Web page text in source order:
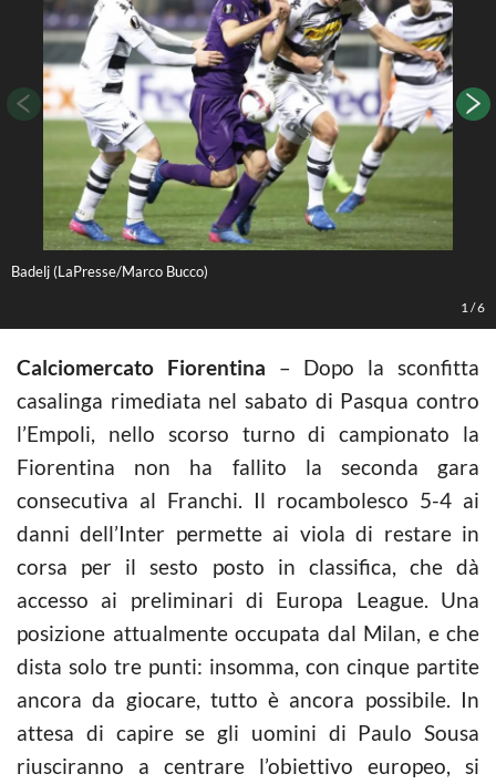
Badelj (LaPresse/Marco Bucco)
1 /6
Calciomercato Fiorentina – Dopo la sconfitta
casalinga rimediata nel sabato di Pasqua contro
l’Empoli, nello scorso turno di campionato la
Fiorentina non ha fallito la seconda gara
consecutiva al Franchi. Il rocambolesco 5-4 ai
danni dell’Inter permette ai viola di restare in
corsa per il sesto posto in classifica, che dà
accesso ai preliminari di Europa League. Una
posizione attualmente occupata dal Milan, e che
dista solo tre punti: insomma, con cinque partite
ancora da giocare, tutto è ancora possibile. In
attesa di capire se gli uomini di Paulo Sousa
riusciranno a centrare l’obiettivo europeo, si